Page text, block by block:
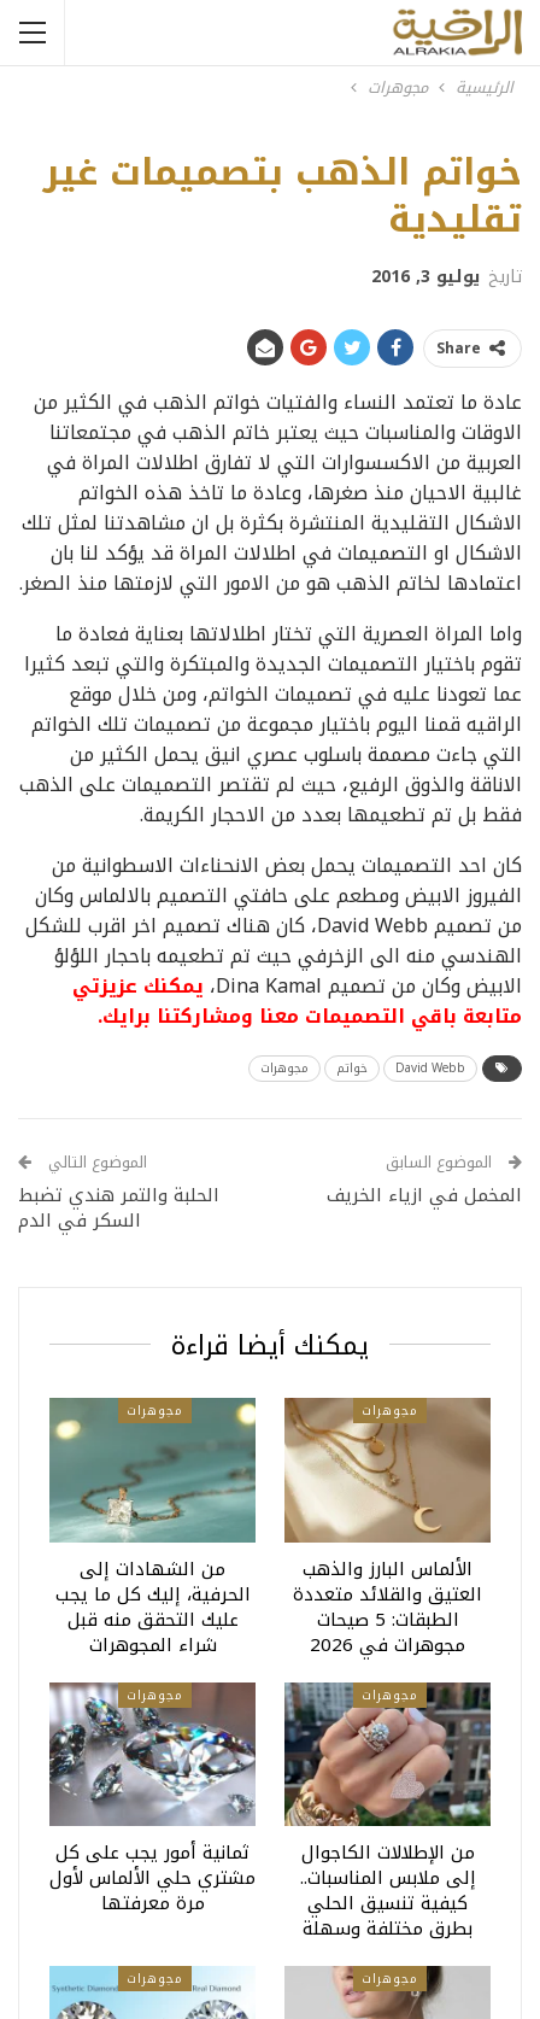
الرئيسية مجوهرات
خواتم الذهب بتصميمات غير
تقليدية
تاريخ يوليو 3, 2016
Share
عادة ما تعتمد النساء والفتيات خواتم الذهب في الكثير من
الاوقات والمناسبات حيث يعتبر خاتم الذهب في مجتمعاتنا
العربية من الاكسسوارات التي لا تفارق اطلالات المراة في
غالبية الاحيان منذ صغرها، وعادة ما تاخذ هذه الخواتم
الاشكال التقليدية المنتشرة بكثرة بل ان مشاهدتنا لمثل تلك
الاشكال او التصميمات في اطلالات المراة قد يؤكد لنا بان
اعتمادها لخاتم الذهب هو من الامور التي لازمتها منذ الصغر.
واما المراة العصرية التي تختار اطلالاتها بعناية فعادة ما
تقوم باختيار التصميمات الجديدة والمبتكرة والتي تبعد كثيرا
عما تعودنا عليه في تصميمات الخواتم، ومن خلال موقع
الراقيه قمنا اليوم باختيار مجموعة من تصميمات تلك الخواتم
التي جاءت مصممة باسلوب عصري انيق يحمل الكثير من
الاناقة والذوق الرفيع، حيث لم تقتصر التصميمات على الذهب
فقط بل تم تطعيمها بعدد من الاحجار الكريمة.
كان احد التصميمات يحمل بعض الانحناءات الاسطوانية من
الفيروز الابيض ومطعم على حافتي التصميم بالالماس وكان
من تصميم David Webb، كان هناك تصميم اخر اقرب للشكل
الهندسي منه الى الزخرفي حيث تم تطعيمه باحجار اللؤلؤ
الابيض وكان من تصميم Dina Kamal،
يمكنك عزيزتي
متابعة باقي التصميمات معنا ومشاركتنا برايك.
David Webb خواتم مجوهرات
الموضوع السابق
المخمل في ازياء الخريف
الموضوع التالي
الحلبة والتمر هندي تضبط
السكر في الدم
يمكنك أيضا قراءة
مجوهرات
الألماس البارز والذهب
العتيق والقلائد متعددة
الطبقات: 5 صيحات
مجوهرات في 2026
مجوهرات
من الشهادات إلى
الحرفية، إليك كل ما يجب
عليك التحقق منه قبل
شراء المجوهرات
مجوهرات
من الإطلالات الكاجوال
إلى ملابس المناسبات..
كيفية تنسيق الحلي
بطرق مختلفة وسهلة
مجوهرات
ثمانية أمور يجب على كل
مشتري حلي الألماس لأول
مرة معرفتها
مجوهرات مجوهرات